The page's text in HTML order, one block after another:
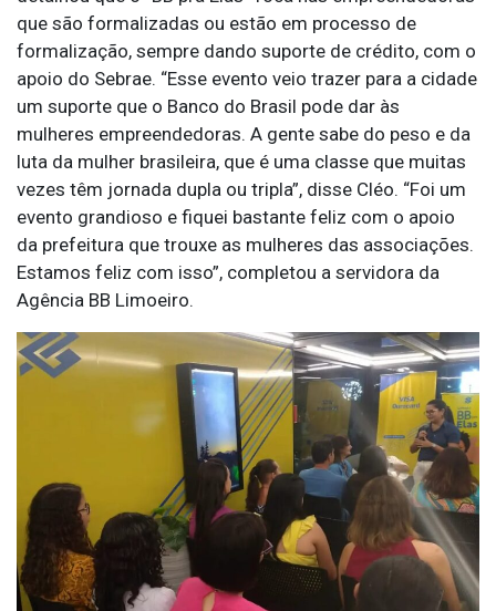
que são formalizadas ou estão em processo de
formalização, sempre dando suporte de crédito, com o
apoio do Sebrae. “Esse evento veio trazer para a cidade
um suporte que o Banco do Brasil pode dar às
mulheres empreendedoras. A gente sabe do peso e da
luta da mulher brasileira, que é uma classe que muitas
vezes têm jornada dupla ou tripla”, disse Cléo. “Foi um
evento grandioso e fiquei bastante feliz com o apoio
da prefeitura que trouxe as mulheres das associações.
Estamos feliz com isso”, completou a servidora da
Agência BB Limoeiro.